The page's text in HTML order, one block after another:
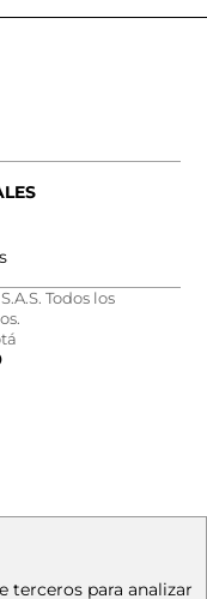
Todos los
terceros para analizar